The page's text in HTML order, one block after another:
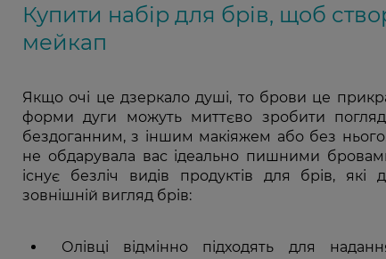
Купити набір для брів, щоб
мейкап
Якщо очі це дзеркало душі, то брови це
форми дуги можуть миттєво зробити
бездоганним, з іншим макіяжем або без
не обдарувала вас ідеально пишними
існує безліч видів продуктів для брів, які
зовнішній вигляд брів:
Олівці відмінно підходять для